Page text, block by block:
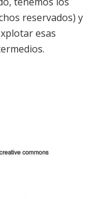
reservados) y
esas